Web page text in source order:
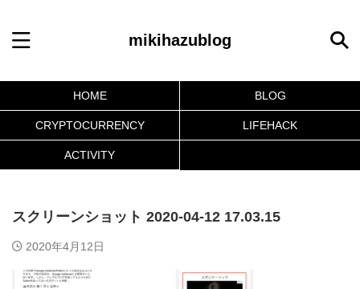
mikihazublog
HOME BLOG
CRYPTOCURRENCY LIFEHACK
ACTIVITY
スクリーンショット 2020-04-12 17.03.15
2020年4月12日